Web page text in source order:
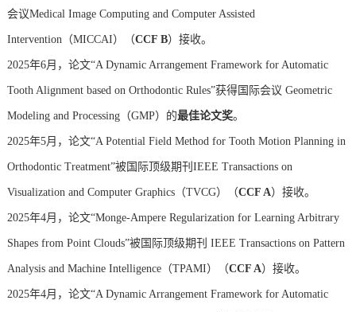
会议Medical Image Computing and Computer Assisted
Intervention（MICCAI）（CCF B）接收。
2025年6月，论文“A Dynamic Arrangement Framework for Automatic
Tooth Alignment based on Orthodontic Rules”获得国际会议 Geometric
Modeling and Processing（GMP）的最佳论文奖。
2025年5月，论文“A Potential Field Method for Tooth Motion Planning in
Orthodontic Treatment”被国际顶级期刊IEEE Transactions on
Visualization and Computer Graphics（TVCG）（CCF A）接收。
2025年4月，论文“Monge-Ampere Regularization for Learning Arbitrary
Shapes from Point Clouds”被国际顶级期刊 IEEE Transactions on Pattern
Analysis and Machine Intelligence（TPAMI）（CCF A）接收。
2025年4月，论文“A Dynamic Arrangement Framework for Automatic